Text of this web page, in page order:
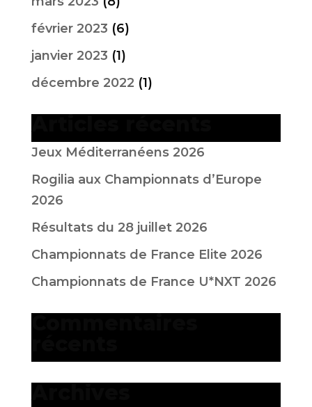
février 2023 (6)
janvier 2023 (1)
décembre 2022 (1)
Articles récents
Jeux Méditerranéens 2026
Rogilia aux Championnats d’Europe
2026
Résultats du 28 juillet 2026
Championnats de France Elite 2026
Championnats de France U*NXT 2026
Archives